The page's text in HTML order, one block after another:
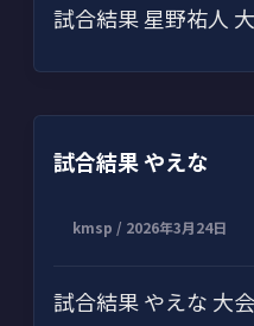
試合結果 星野祐人
試合結果 やえな
kmsp / 2026年3月24日
試合結果 やえな 大